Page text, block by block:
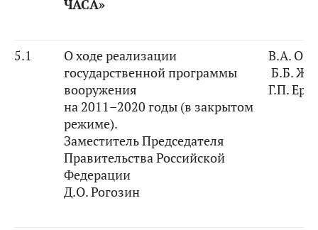
ЧАСА»
5.1
О ходе реализации
государственной программы
вооружения
на 2011–2020 годы (в закрытом
режиме).
Заместитель Председателя
Правительства Российской
Федерации
Д.О. Рогозин
В.А.
Б.Б.
Г.П.